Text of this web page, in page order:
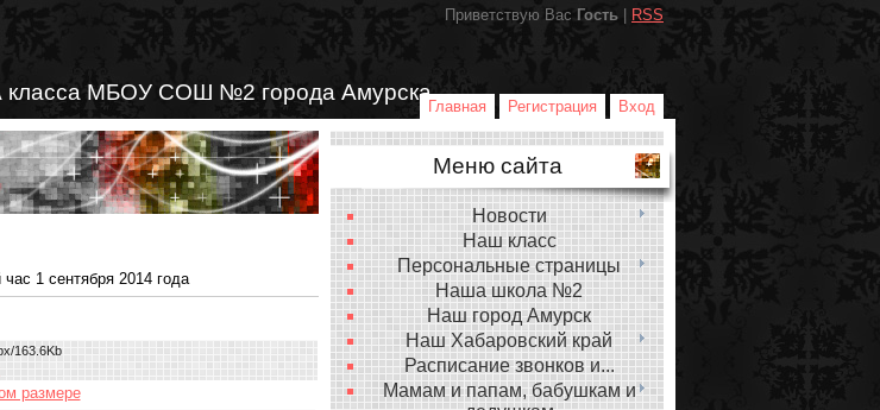
Приветствую Вас Гость RSS
класса МБОУ СОШ №2 города Амурска
Главная Регистрация Вход
1 сентября 2014 года
163.6Kb
размере
Меню сайта
Новости
Наш класс
Персональные страницы
Наша школа №2
Наш город Амурск
Наш Хабаровский край
Расписание звонков и...
Мамам и папам, бабушкам и